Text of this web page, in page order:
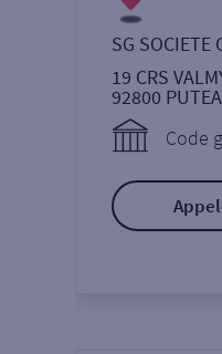
SG SOCIETE
19 CRS
92800
Code